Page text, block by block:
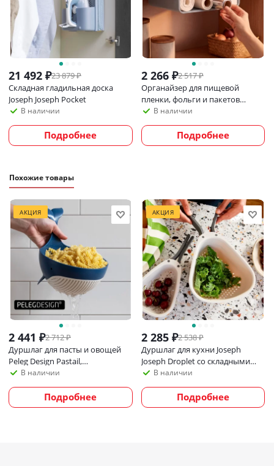
21 492 ₽23 879₽
Складная гладильная доска
Joseph Joseph Pocket
В наличии
Подробнее
2 266₽2 517₽
Органайзер для пищевой
пленки, фольги и пакетов
Joseph Joseph CupboardStore,
серый
В наличии
Подробнее
Похожие товары
АКЦИЯ
2 441 ₽2 712₽
Дуршлаг для пасты и овощей
Peleg Design Pastail,
пластиковый, в виде кита
В наличии
Подробнее
АКЦИЯ
2 285₽2 538₽
Дуршлаг для кухни Joseph
Joseph Droplet со складными
ручками (большой)
В наличии
Подробнее